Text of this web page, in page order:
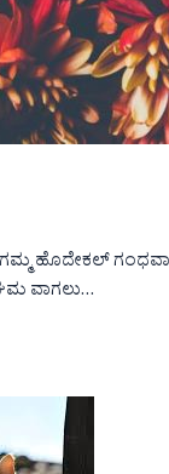
ಹೊದೇಕಲ್
ವಾಗಲು…